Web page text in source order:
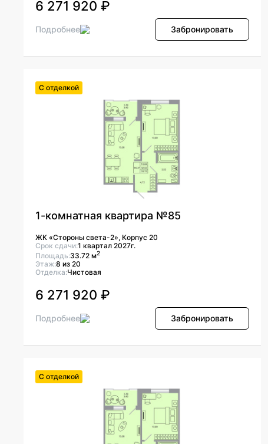
6 271 920 ₽
Подробнее Забронировать
С отделкой
1-комнатная квартира №85
ЖК «Стороны света-2», Корпус 20
Срок сдачи:1 квартал 2027г.
Площадь:33.72 м2
Этаж:8 из 20
Отделка:Чистовая
6 271 920 ₽
Подробнее Забронировать
С отделкой